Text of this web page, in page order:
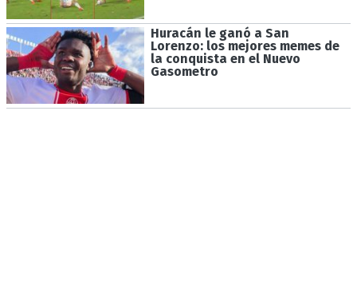
Huracán le ganó a San
Lorenzo: los mejores memes de
la conquista en el Nuevo
Gasometro